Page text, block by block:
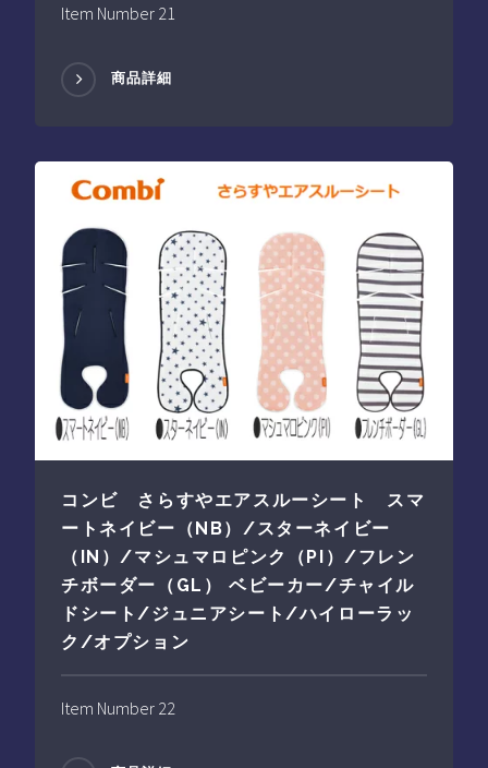
Item Number 21
商品詳細
コンビ さらすやエアスルーシート スマ
ートネイビー（NB）/スターネイビー
（IN）/マシュマロピンク（PI）/フレン
チボーダー（GL） ベビーカー/チャイル
ドシート/ジュニアシート/ハイローラッ
ク/オプション
Item Number 22